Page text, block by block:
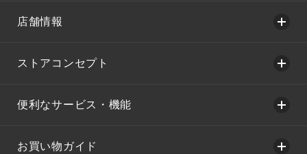
店舗情報
ストアコンセプト
便利なサービス・機能
お買い物ガイド